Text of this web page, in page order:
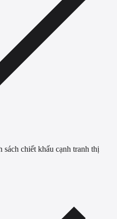
sách chiết khấu cạnh tranh thị